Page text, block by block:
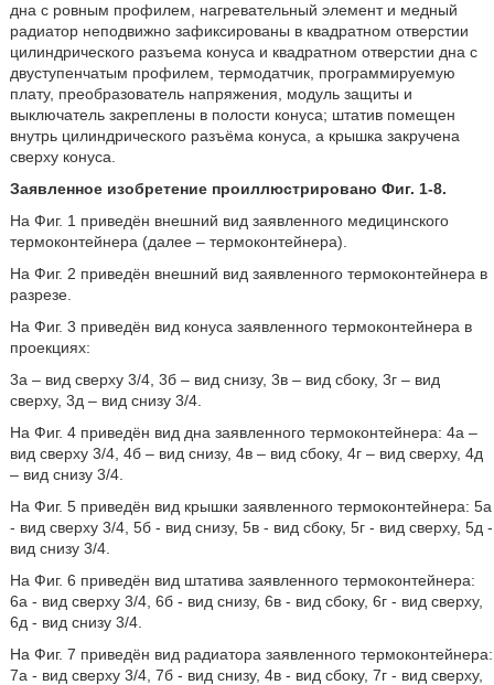
дна с ровным профилем, нагревательный элемент и медный
радиатор неподвижно зафиксированы в квадратном отверстии
цилиндрического разъема конуса и квадратном отверстии дна с
двуступенчатым профилем, термодатчик, программируемую
плату, преобразователь напряжения, модуль защиты и
выключатель закреплены в полости конуса; штатив помещен
внутрь цилиндрического разъёма конуса, а крышка закручена
сверху конуса.
Заявленное изобретение проиллюстрировано Фиг. 1-8.
На Фиг. 1 приведён внешний вид заявленного медицинского
термоконтейнера (далее – термоконтейнера).
На Фиг. 2 приведён внешний вид заявленного термоконтейнера в
разрезе.
На Фиг. 3 приведён вид конуса заявленного термоконтейнера в
проекциях:
3а – вид сверху 3/4, 3б – вид снизу, 3в – вид сбоку, 3г – вид
сверху, 3д – вид снизу 3/4.
На Фиг. 4 приведён вид дна заявленного термоконтейнера: 4а –
вид сверху 3/4, 4б – вид снизу, 4в – вид сбоку, 4г – вид сверху, 4д
– вид снизу 3/4.
На Фиг. 5 приведён вид крышки заявленного термоконтейнера: 5а
- вид сверху 3/4, 5б - вид снизу, 5в - вид сбоку, 5г - вид сверху, 5д -
вид снизу 3/4.
На Фиг. 6 приведён вид штатива заявленного термоконтейнера:
6а - вид сверху 3/4, 6б - вид снизу, 6в - вид сбоку, 6г - вид сверху,
6д - вид снизу 3/4.
На Фиг. 7 приведён вид радиатора заявленного термоконтейнера:
7а - вид сверху 3/4, 7б - вид снизу, 4в - вид сбоку, 7г - вид сверху,